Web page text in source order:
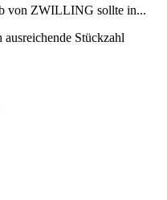
von ZWILLING sollte in...
ausreichende Stückzahl